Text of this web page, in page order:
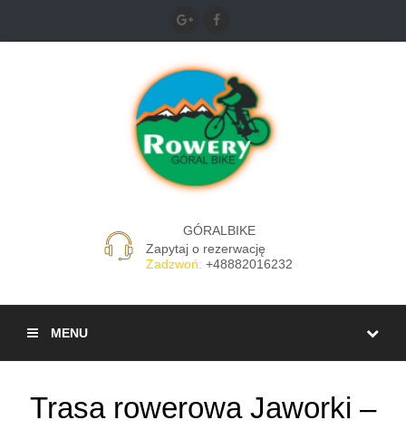
GÓRALBIKE
Zapytaj o rezerwację
Zadzwoń: +48882016232
MENU
Trasa rowerowa Jaworki –